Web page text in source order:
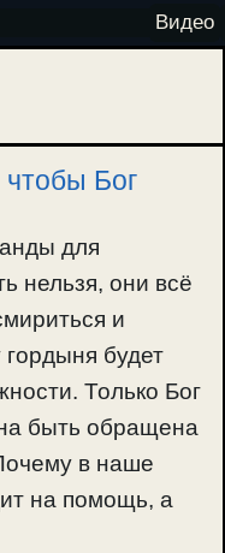
Видео
Бог
для
нельзя, они всё
и
будет
Только Бог
быть обращена
в наше
на помощь, а